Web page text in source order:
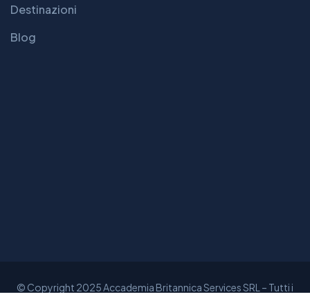
Destinazioni
Blog
© Copyright 2025 Accademia Britannica Services SRL – Tutti i
diritti sono riservati – P.IVA 01790220709 – Credits